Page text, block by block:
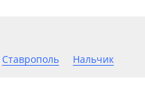
Ставрополь Нальчик